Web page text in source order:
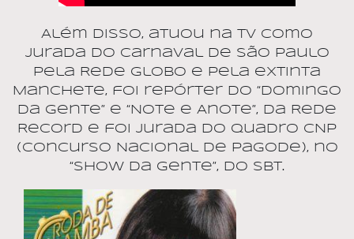
Além disso, atuou na TV como
jurada do Carnaval de São Paulo
pela Rede Globo e pela extinta
Manchete, foi repórter do “Domingo
da Gente” e “Note e Anote”, da Rede
Record e foi jurada do quadro CNP
(Concurso Nacional de Pagode), no
“Show da Gente”, do SBT.